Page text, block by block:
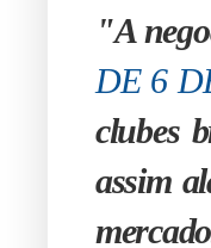
"A
DE 6
clubes
assim